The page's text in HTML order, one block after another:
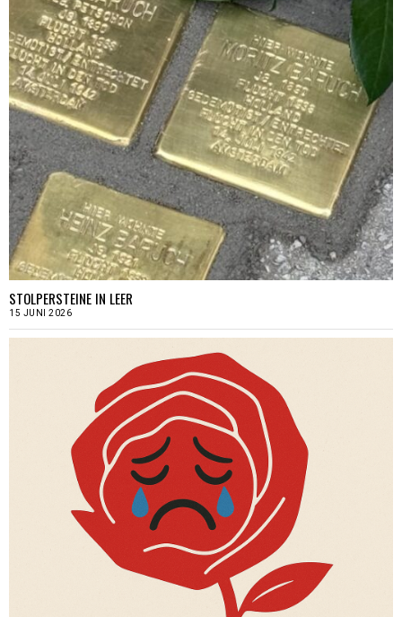
STOLPERSTEINE IN LEER
15 JUNI 2026